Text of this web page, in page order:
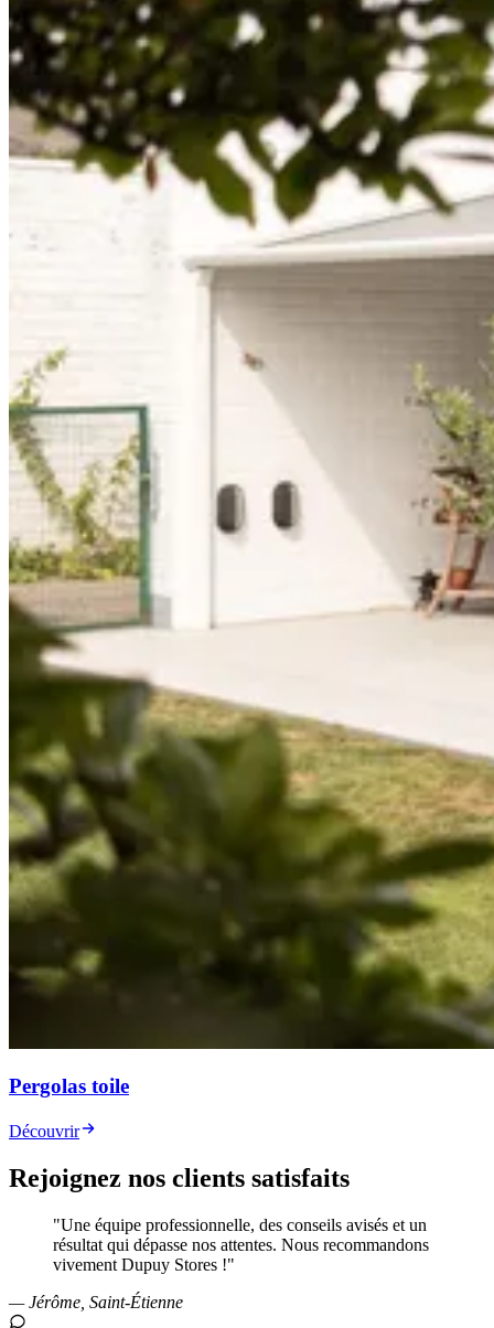
Pergolas toile
Découvrir
Rejoignez nos clients satisfaits
"Une équipe professionnelle, des conseils avisés et un
résultat qui dépasse nos attentes. Nous recommandons
vivement Dupuy Stores !"
— Jérôme, Saint-Étienne